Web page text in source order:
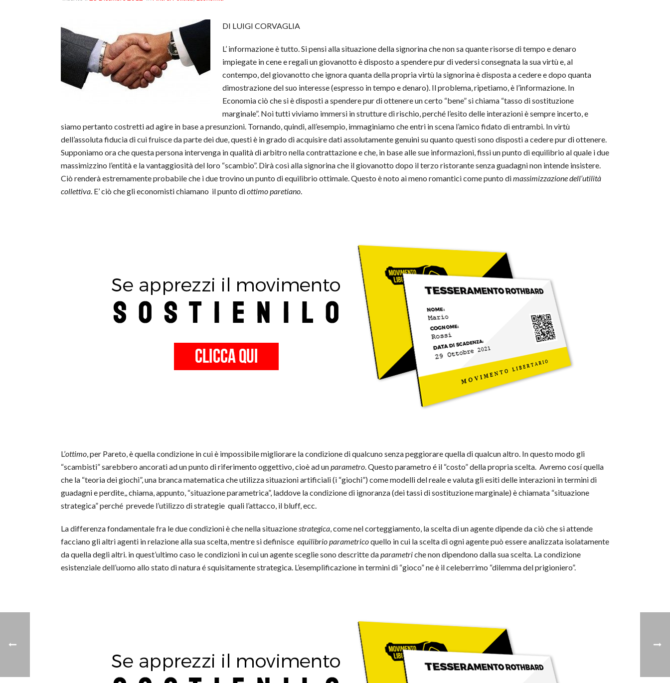
DI LUIGI CORVAGLIA
L’ informazione è tutto. Si pensi alla situazione della signorina che non sa quante risorse di tempo e denaro
impiegate in cene e regali un giovanotto è disposto a spendere pur di vedersi consegnata la sua virtù e, al
contempo, del giovanotto che ignora quanta della propria virtù la signorina è disposta a cedere e dopo quanta
dimostrazione del suo interesse (espresso in tempo e denaro). Il problema, ripetiamo, è l’informazione. In
Economia ciò che si è disposti a spendere pur di ottenere un certo “bene” si chiama “tasso di sostituzione
marginale”. Noi tutti viviamo immersi in strutture di rischio, perché l’esito delle interazioni è sempre incerto, e
siamo pertanto costretti ad agire in base a presunzioni. Tornando, quindi, all’esempio, immaginiamo che entri in scena l’amico fidato di entrambi. In virtù
dell’assoluta fiducia di cui fruisce da parte dei due, questi è in grado di acquisire dati assolutamente genuini su quanto questi sono disposti a cedere pur di ottenere.
Supponiamo ora che questa persona intervenga in qualità di arbitro nella contrattazione e che, in base alle sue informazioni, fissi un punto di equilibrio al quale i due
massimizzino l’entità e la vantaggiosità del loro “scambio”. Dirà così alla signorina che il giovanotto dopo il terzo ristorante senza guadagni non intende insistere.
Ciò renderà estremamente probabile che i due trovino un punto di equilibrio ottimale. Questo è noto ai meno romantici come punto dimassimizzazione dell’utilità
collettiva. E’ ciò che gli economisti chiamano il punto diottimo paretiano.
L’ottimo, per Pareto, è quella condizione in cui è impossibile migliorare la condizione di qualcuno senza peggiorare quella di qualcun altro. In questo modo gli
“scambisti” sarebbero ancorati ad un punto di riferimento oggettivo, cioè ad unparametro. Questo parametro é il “costo” della propria scelta. Avremo cosí quella
che la “teoria dei giochi”, una branca matematica che utilizza situazioni artificiali (i “giochi”) come modelli del reale e valuta gli esiti delle interazioni in termini di
guadagni e perdite,, chiama, appunto, “situazione parametrica”, laddove la condizione di ignoranza (dei tassi di sostituzione marginale) è chiamata “situazione
strategica” perché prevede l’utilizzo di strategie quali l’attacco, il bluff, ecc.
La differenza fondamentale fra le due condizioni è che nella situazionestrategica, come nel corteggiamento, la scelta di un agente dipende da ciò che si attende
facciano gli altri agenti in relazione alla sua scelta, mentre si definisce equilibrio parametricoquello in cui la scelta di ogni agente può essere analizzata isolatamente
da quella degli altri. in quest’ultimo caso le condizioni in cui un agente sceglie sono descritte daparametriche non dipendono dalla sua scelta. La condizione
esistenziale dell’uomo allo stato di natura é squisitamente strategica. L’esemplificazione in termini di “gioco” ne è il celeberrimo “dilemma del prigioniero”.